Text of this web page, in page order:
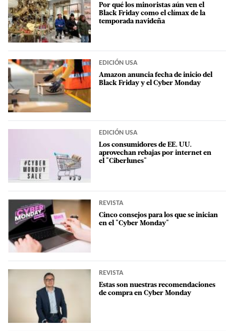
Por qué los minoristas aún ven el
Black Friday como el clímax de la
temporada navideña
EDICIÓN USA
Amazon anuncia fecha de inicio del
Black Friday y el Cyber Monday
EDICIÓN USA
Los consumidores de EE. UU.
aprovechan rebajas por internet en
el "Ciberlunes"
REVISTA
Cinco consejos para los que se inician
en el "Cyber Monday"
REVISTA
Estas son nuestras recomendaciones
de compra en Cyber Monday